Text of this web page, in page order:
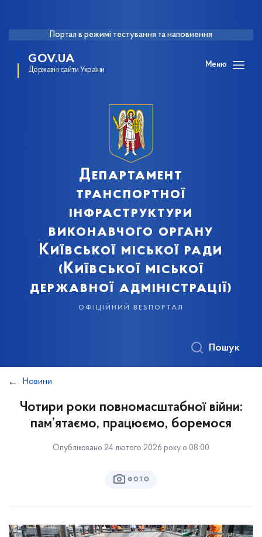
Портал в режимі тестування та наповнення
GOV.UA
Державні сайти України
Меню
Департамент
транспортної
інфраструктури
виконавчого органу
Київської міської ради
(Київської міської
державної адміністрації)
офіційний вебпортал
Пошук
Новини
Чотири роки повномасштабної війни:
пам’ятаємо, працюємо, боремося
Опубліковано 24 лютого 2026 року о 08:00
ФОТО